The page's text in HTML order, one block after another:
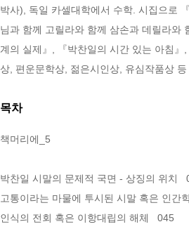
박사), 독일 카셀대학에서 수학. 시집으로
님과 함께 고릴라와 함께 삼손과 데릴라와
계의 실제』, 『박찬일의 시간 있는 아침
상, 편운문학상, 젊은시인상, 유심작품상
목차
책머리에_5
박찬일 시말의 문제적 국면 - 상징의 위치
고통이라는 마물에 투시된 시말 혹은 인간
인식의 전회 혹은 이항대립의 해체   045